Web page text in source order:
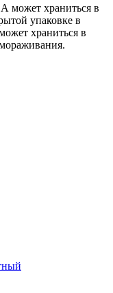
может храниться в
упаковке в
храниться в